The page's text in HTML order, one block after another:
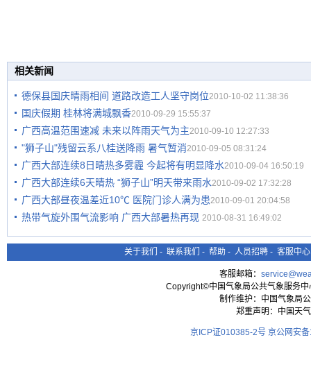
相关新闻
德保县国庆晴雨相间 道路改造工人坚守岗位2010-10-02 11:38:36
国庆假期 桂林将满城飘香2010-09-29 15:55:37
广西高温范围速减 未来以阵雨天气为主2010-09-10 12:27:33
"狮子山"残留云系八桂送降雨 暑气暂消2010-09-05 08:31:24
广西大部连续8日晴热多雾霾 今起将有明显降水2010-09-04 16:50:19
广西大部连续6天晴热 “狮子山”明天带来雨水2010-09-02 17:32:28
广西大部昼夜温差近10℃ 医院门诊人满为患2010-09-01 20:04:58
热带气旋外围气流影响 广西大部暑热再现 2010-08-31 16:49:02
关于我们 - 联系我们 - 帮助 - 人员招聘 - 客服中心
客服邮箱：
Copyright©中国气象局公共气象服务
制作维护：中国气象局
郑重声明：中国天
京ICP证010385-2号 京公网安